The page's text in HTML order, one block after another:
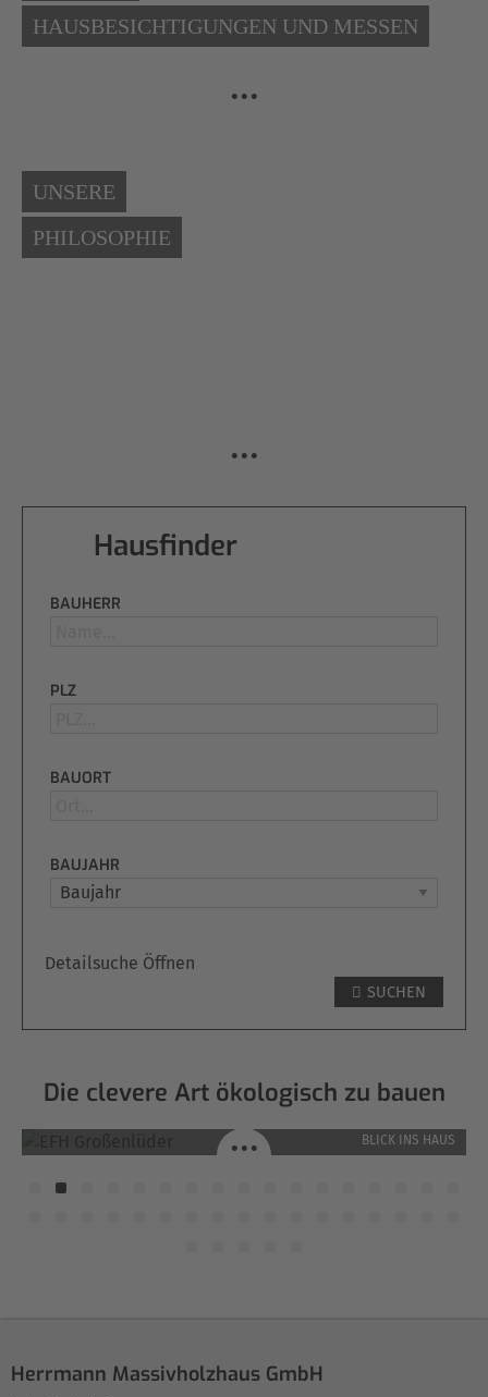
HAUSBESICHTIGUNGEN UND MESSEN
...
UNSERE
PHILOSOPHIE
...
Hausfinder
BAUHERR
PLZ
BAUORT
BAUJAHR
Detailsuche Öffnen
SUCHEN
Die clevere Art ökologisch zu bauen
EFH GROSSENLÜDER / GROSSENLÜDER
BLICK INS HAUS
...
Herrmann Massivholzhaus GmbH